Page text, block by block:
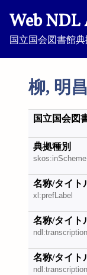
Web
国立国会図書館
柳, 明昌
国立国会図
典拠種別
skos:inScheme
名称/タイト
xl:prefLabel
名称/タイト
名称/タイト